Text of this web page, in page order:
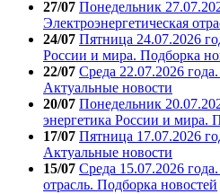
27/07 Понедельник
Электроэнергетическая
24/07 Пятница 24.07.2026
России и мира. Подборка
22/07 Среда 22.07.2026
Актуальные новости
20/07 Понедельник
энергетика России и мира.
17/07 Пятница 17.07.2026
Актуальные новости
15/07 Среда 15.07.2026
отрасль. Подборка новостей